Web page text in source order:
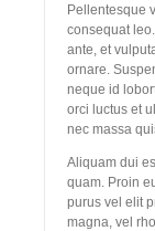
Pellentesque
consequat
ante, et
ornare.
neque id
orci luctus et
nec massa
Aliquam dui
quam. Proin
purus vel elit
magna, vel